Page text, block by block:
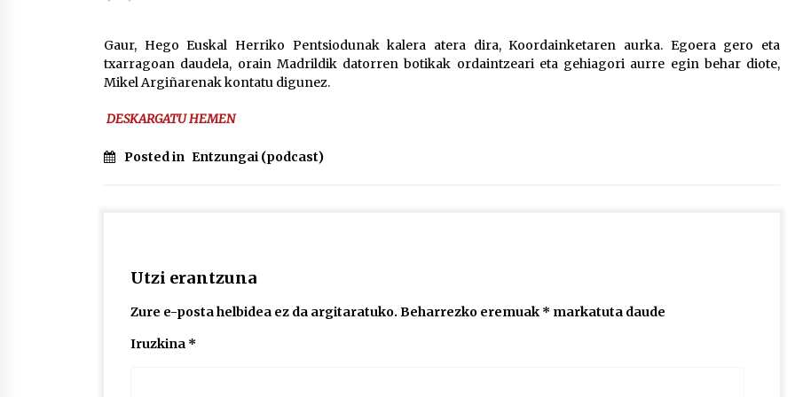
POTTO: San Pedro jaietako bertso-
saioa
Larunbatean Plentziako Itsas
Auritz Iñurrietaren margoak
ikusgai Uribitarte40 aretoan
Gaur, Hego Euskal Herriko Pentsiodunak kalera atera dira, Koordainketaren aurka. Egoera gero eta
txarragoan daudela, orain Madrildik datorren botikak ordaintzeari eta gehiagori aurre egin behar diote,
Mikel Argiñarenak kontatu digunez.
DESKARGATU HEMEN
Posted in Entzungai (podcast)
Utzi erantzuna
Zure e-posta helbidea ez da argitaratuko. Beharrezko eremuak * markatuta daude
Iruzkina *